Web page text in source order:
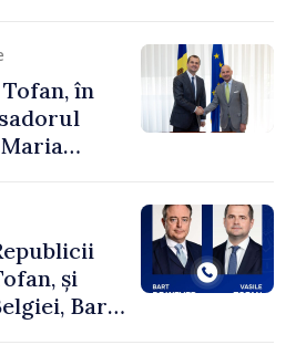
în
și
Bart